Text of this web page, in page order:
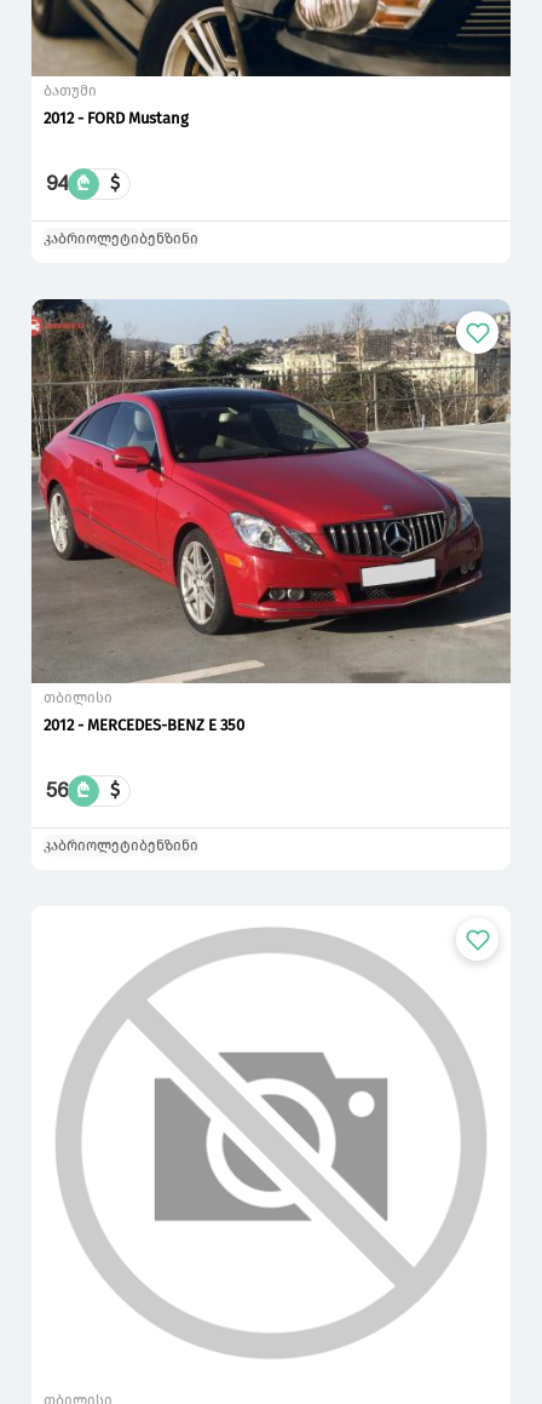
ბათუმი
2012 - FORD Mustang
94 ₾ $
კაბრიოლეტიბენზინი
თბილისი
2012 - MERCEDES-BENZ E 350
56 ₾ $
კაბრიოლეტიბენზინი
თბილისი